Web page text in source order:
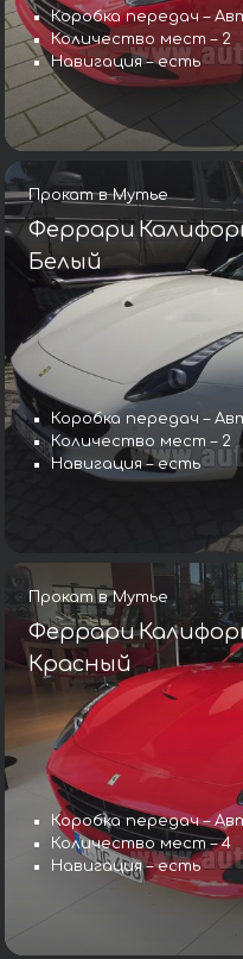
Коробка передач –
Количество мест – 2
Навигация – есть
Прокат в Мутье
Феррари
Белый
Коробка передач –
Количество мест – 2
Навигация – есть
Прокат в Мутье
Феррари
Красный
Коробка передач –
Количество мест – 4
Навигация – есть